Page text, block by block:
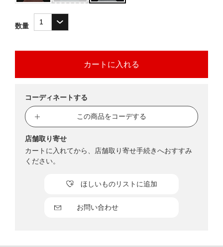
数量
コーディネートする
この商品をコーデする
お問い合わせ
ほしいものリストに追加
店舗取り寄せ
カートに入れてから、店舗取り寄せ手続きへおすすみ
ください。